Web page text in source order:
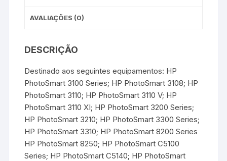
AVALIAÇÕES (0)
DESCRIÇÃO
Destinado aos seguintes equipamentos: HP
PhotoSmart 3100 Series; HP PhotoSmart 3108; HP
PhotoSmart 3110; HP PhotoSmart 3110 V; HP
PhotoSmart 3110 XI; HP PhotoSmart 3200 Series;
HP PhotoSmart 3210; HP PhotoSmart 3300 Series;
HP PhotoSmart 3310; HP PhotoSmart 8200 Series
HP PhotoSmart 8250; HP PhotoSmart C5100
Series; HP PhotoSmart C5140; HP PhotoSmart